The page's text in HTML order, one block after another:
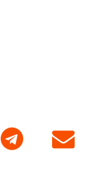
Telegram Correo